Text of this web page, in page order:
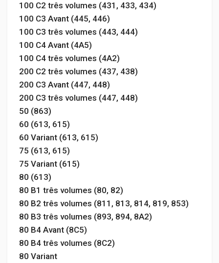
100 C2 três volumes (431, 433, 434)
100 C3 Avant (445, 446)
100 C3 três volumes (443, 444)
100 C4 Avant (4A5)
100 C4 três volumes (4A2)
200 C2 três volumes (437, 438)
200 C3 Avant (447, 448)
200 C3 três volumes (447, 448)
50 (863)
60 (613, 615)
60 Variant (613, 615)
75 (613, 615)
75 Variant (615)
80 (613)
80 B1 três volumes (80, 82)
80 B2 três volumes (811, 813, 814, 819, 853)
80 B3 três volumes (893, 894, 8A2)
80 B4 Avant (8C5)
80 B4 três volumes (8C2)
80 Variant